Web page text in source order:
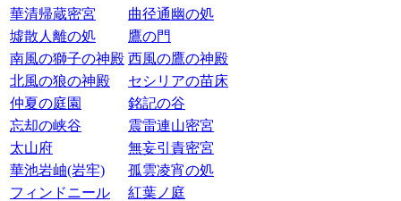
華清帰蔵密宮
曲径通幽の処
墟散人離の処
鷹の門
南風の獅子の神殿 西風の鷹の神殿
北風の狼の神殿
セシリアの苗床
仲夏の庭園
銘記の谷
忘却の峡谷
震雷連山密宮
太山府
無妄引責密宮
華池岩岫(岩牢)
孤雲凌宵の処
フィンドニール
紅葉ノ庭